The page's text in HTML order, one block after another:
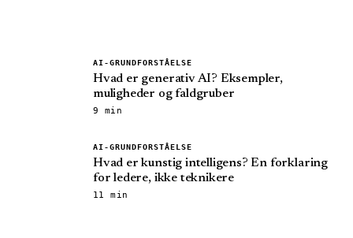
AI-GRUNDFORSTÅELSE
Hvad er generativ AI? Eksempler,
muligheder og faldgruber
9 min
AI-GRUNDFORSTÅELSE
Hvad er kunstig intelligens? En forklaring
for ledere, ikke teknikere
11 min